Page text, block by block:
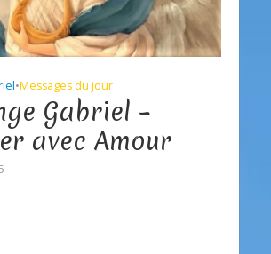
•Messages du jour
Gabriel –
avec Amour